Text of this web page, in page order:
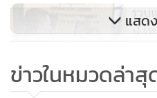
ผลักดันไม่ให้เข้ามาในราชอาณา
รวบ
ป.โท
รวบ
แสด
ข่าวในหมวดล่าสุ